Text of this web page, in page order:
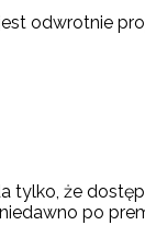
odwrotnie
tylko, że
po